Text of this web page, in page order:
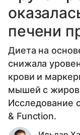
печени
Диета на
снижала
крови и
мышей с
Исследование
& Function.